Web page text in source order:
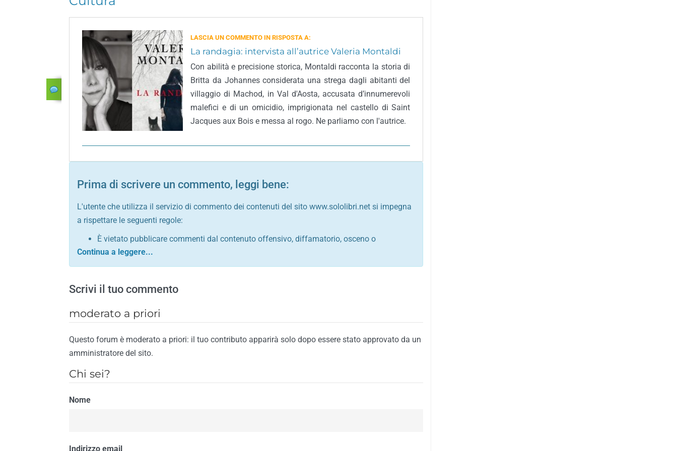
LASCIA UN COMMENTO IN RISPOSTA A:
La randagia: intervista all’autrice Valeria Montaldi
Con abilità e precisione storica, Montaldi racconta la storia di
Britta da Johannes considerata una strega dagli abitanti del
villaggio di Machod, in Val d'Aosta, accusata d’innumerevoli
malefici e di un omicidio, imprigionata nel castello di Saint
Jacques aux Bois e messa al rogo. Ne parliamo con l'autrice.
Prima di scrivere un commento, leggi bene:
L'utente che utilizza il servizio di commento dei contenuti del sito www.sololibri.net si impegna
a rispettare le seguenti regole:
È vietato pubblicare commenti dal contenuto offensivo, diffamatorio, osceno o
comunque contrario alle leggi dello Stato italiano e di quelle internazionali
Sono vietati commenti in tono sacrilego, sarcastico, denigratorio e sbeffeggiatorio
È vietato pubblicare commenti contrari al rispetto dell'ordine pubblico
È vietato pubblicare commenti lesivi della privacy di qualsiasi cittadino
È vietato pubblicare commenti razzisti nei confronti di qualsiasi razza, popolo, cultura,
religione
È vietato pubblicare commenti contrari al rispetto del buon costume o contenenti
È vietato pubblicare commenti inerenti propaganda politica, di partito o di fazione, che
Il riscontro della violazione anche di una sola delle regole precedenti comporterà la non
Scrivi il tuo commento
moderato a priori
Questo forum è moderato a priori: il tuo contributo apparirà solo dopo essere stato approvato da un
amministratore del sito.
Chi sei?
Nome
Indirizzo email